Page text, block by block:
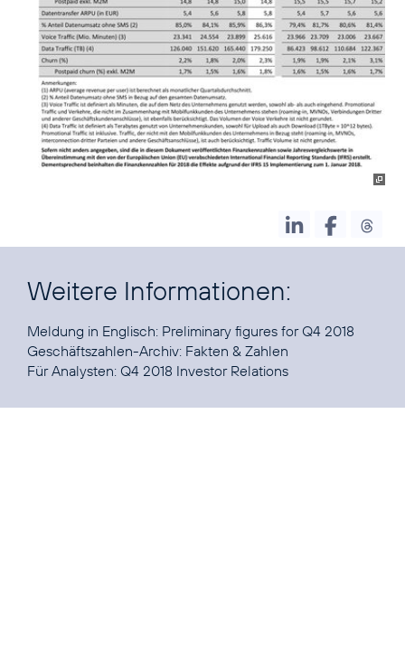
Weitere Informationen:
Meldung in Englisch: Preliminary figures for Q4 2018
Geschäftszahlen-Archiv: Fakten & Zahlen
Für Analysten: Q4 2018 Investor Relations